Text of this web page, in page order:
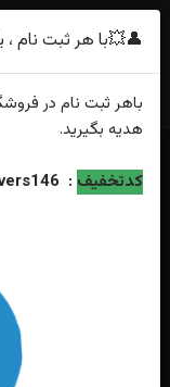
خانه فهرست محصولات
👤💥با هر ثبت نام
باهر ثبت نام در
هدیه بگیرید.
کدتخفیف :